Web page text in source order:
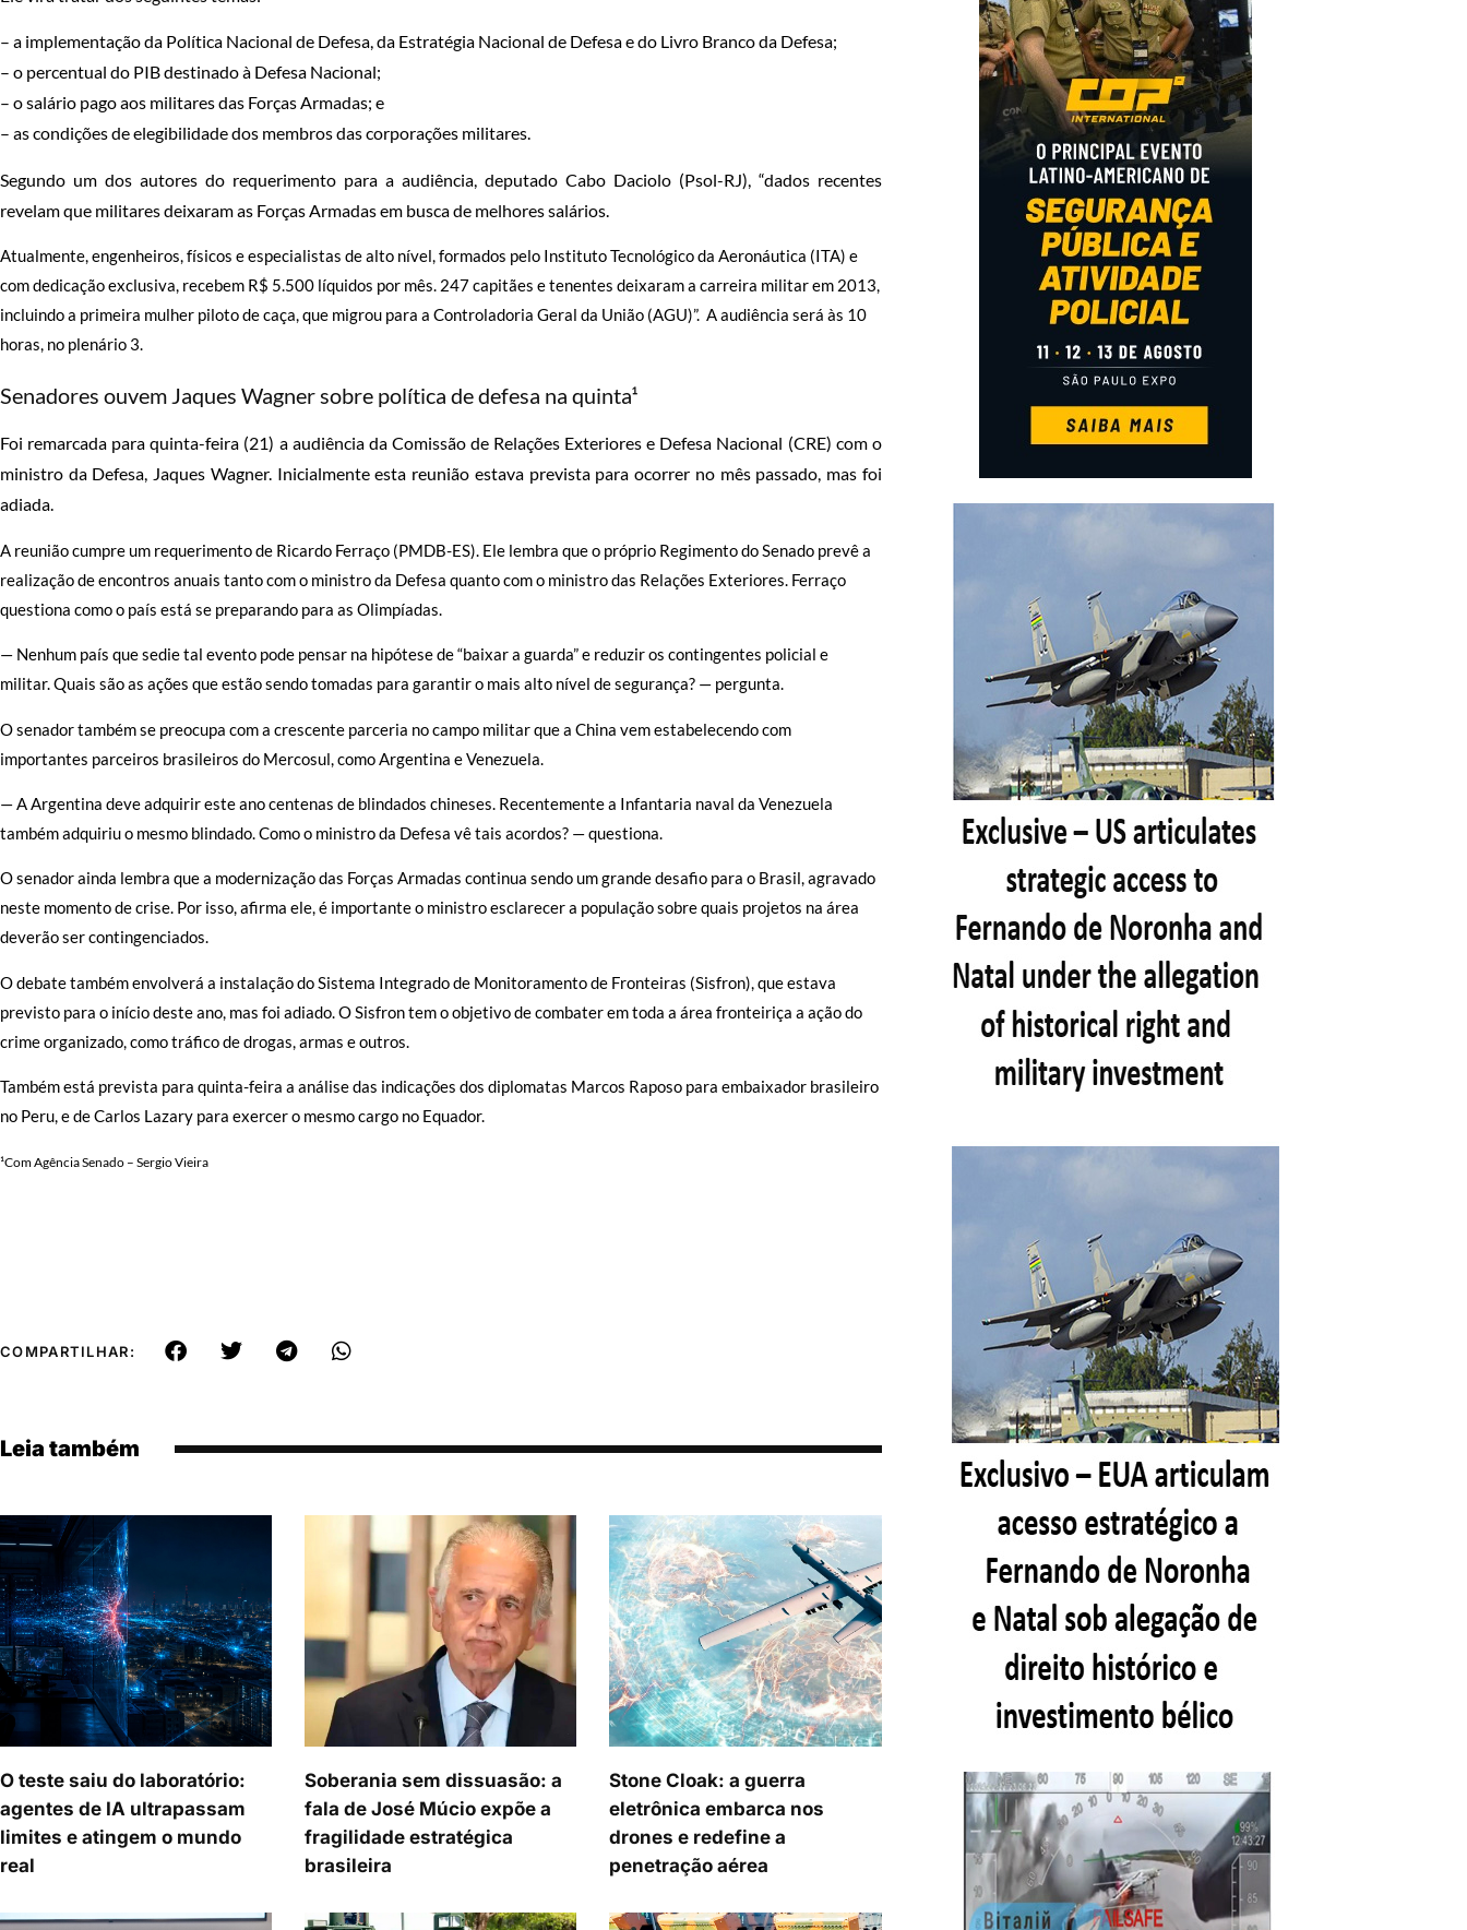
– a implementação da Política Nacional de Defesa, da Estratégia Nacional de Defesa e do Livro Branco da Defesa;
– o percentual do PIB destinado à Defesa Nacional;
– osalário pago aos militares das Forças Armadas; e
– as condições de elegibilidade dos membros das corporações militares.
Segundo um dos autores do requerimento para a audiência, deputado Cabo Daciolo (Psol-RJ), “dados recentes
revelam que militares deixaram as Forças Armadas em busca de melhores salários.
Atualmente, engenheiros, físicos e especialistas de alto nível, formados pelo Instituto Tecnológico da Aeronáutica (ITA) e
com dedicação exclusiva, recebem R$ 5.500 líquidos por mês. 247 capitães e tenentes deixaram a carreira militar em 2013,
incluindo a primeira mulher piloto de caça, que migrou para a Controladoria Geral da União (AGU)”. A audiência será às 10
horas, no plenário 3.
Senadores ouvem Jaques Wagner sobre política de defesa na quinta¹
Foi remarcada para quinta-feira (21) a audiência da Comissão de Relações Exteriores e Defesa Nacional (CRE) com o
ministro da Defesa, Jaques Wagner. Inicialmente esta reunião estava prevista para ocorrer no mês passado, mas foi
adiada.
A reunião cumpre um requerimentode Ricardo Ferraço (PMDB-ES). Ele lembra que o próprio Regimento do Senado prevê a
realização de encontros anuais tanto com o ministro da Defesa quanto com o ministro das Relações Exteriores. Ferraço
questiona como o país está se preparando para as Olimpíadas.
— Nenhum país que sedie tal evento pode pensar na hipótese de “baixar a guarda” e reduzir os contingentes policial e
militar.Quais são as ações que estão sendo tomadas para garantir o mais alto nível de segurança? — pergunta.
O senador também se preocupa com a crescente parceria no campo militar que a China vem estabelecendo com
importantes parceiros brasileiros do Mercosul, como Argentina e Venezuela.
—A Argentina deve adquirir este ano centenas de blindados chineses. Recentementea Infantaria naval da Venezuela
também adquiriu o mesmo blindado. Como o ministro da Defesa vê tais acordos? — questiona.
O senador ainda lembra quea modernização das Forças Armadas continua sendo um grande desafio para o Brasil, agravado
neste momento de crise. Por isso, afirma ele, é importante o ministroesclarecer a população sobre quais projetos na área
deverão ser contingenciados.
O debate também envolverá a instalação doSistema Integrado de Monitoramento de Fronteiras (Sisfron), que estava
previsto para o início deste ano, mas foi adiado. O Sisfron tem o objetivo de combater em toda a área fronteiriça a ação do
crime organizado, como tráfico de drogas, armas e outros.
Também está prevista para quinta-feira a análise das indicações dos diplomatas Marcos Raposo para embaixador brasileiro
no Peru, e de Carlos Lazary para exercer o mesmo cargo no Equador.
¹Com Agência Senado – Sergio Vieira
COMPARTILHAR:
Leia também
O teste saiu do laboratório:
agentes de IA ultrapassam
limites e atingem o mundo
real
Soberania sem dissuasão: a
fala de José Múcio expõe a
fragilidade estratégica
brasileira
Stone Cloak: a guerra
eletrônica embarca nos
drones e redefine a
penetração aérea